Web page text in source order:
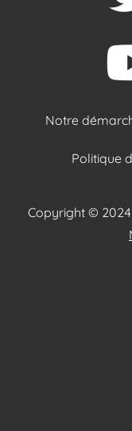
Notre
Politique
Copyright © 2024